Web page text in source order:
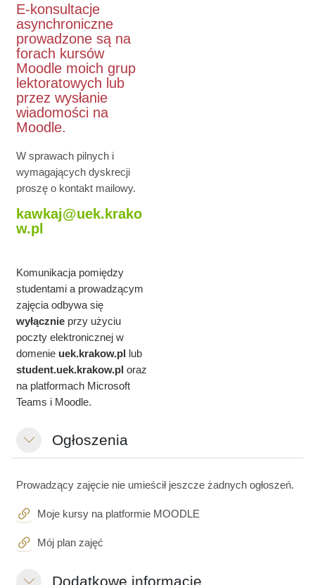
E-konsultacje
asynchroniczne
prowadzone są na
forach kursów
Moodle moich grup
lektoratowych lub
przez wysłanie
wiadomości na
Moodle.
W sprawach pilnych i
wymagających dyskrecji
proszę o kontakt mailowy.
kawkaj@uek.krako
w.pl
Komunikacja pomiędzy
studentami a prowadzącym
zajęcia odbywa się
wyłącznieprzy użyciu
poczty elektronicznej w
domenie uek.krakow.pl lub
student.uek.krakow.pl oraz
na platformach Microsoft
Teams i Moodle.
ColapsarOgłoszenia
Prowadzący zajęcie nie umieścił jeszcze żadnych ogłoszeń.
Moje kursy na platformie MOODLEURL
Mój plan zajęćURL
Dodatkowe informacje